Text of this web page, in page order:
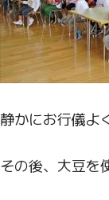
静かにお行儀よ
その後、大豆を